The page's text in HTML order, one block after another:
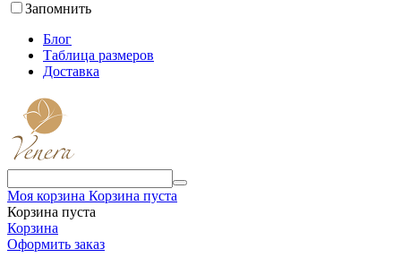
Запомнить
Блог
Таблица размеров
Доставка
Моя корзина Корзина пуста
Корзина пуста
Корзина
Оформить заказ